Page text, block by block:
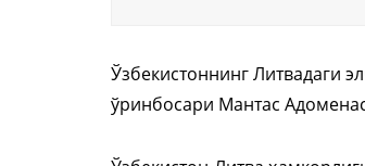
Ўзбекистоннинг Литвадаги
ўринбосари Мантас